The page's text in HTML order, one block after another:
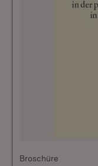
Broschüre